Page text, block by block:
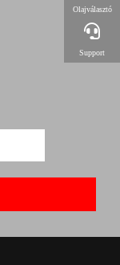
Olajválasztó
Support